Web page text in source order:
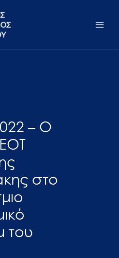
– Ο
στο
του